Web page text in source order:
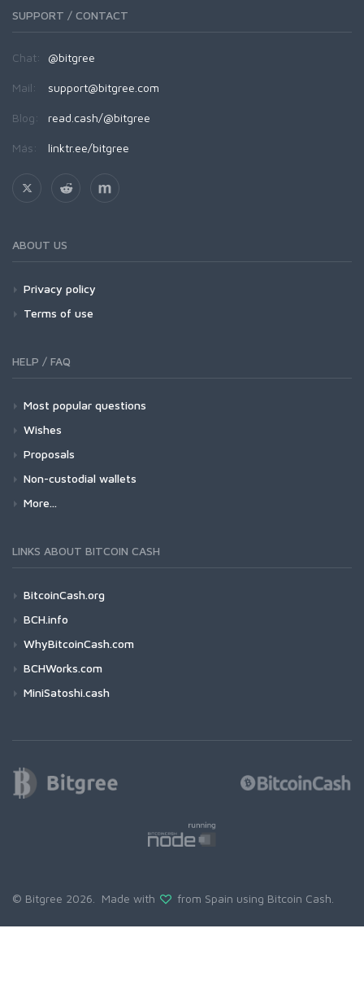
SUPPORT / CONTACT
Chat: @bitgree
Mail: support@bitgree.com
Blog: read.cash/@bitgree
Más: linktr.ee/bitgree
ABOUT US
Privacy policy
Terms of use
HELP / FAQ
Most popular questions
Wishes
Proposals
Non-custodial wallets
More...
LINKS ABOUT BITCOIN CASH
BitcoinCash.org
BCH.info
WhyBitcoinCash.com
BCHWorks.com
MiniSatoshi.cash
© Bitgree 2026. Made with from Spain using Bitcoin Cash